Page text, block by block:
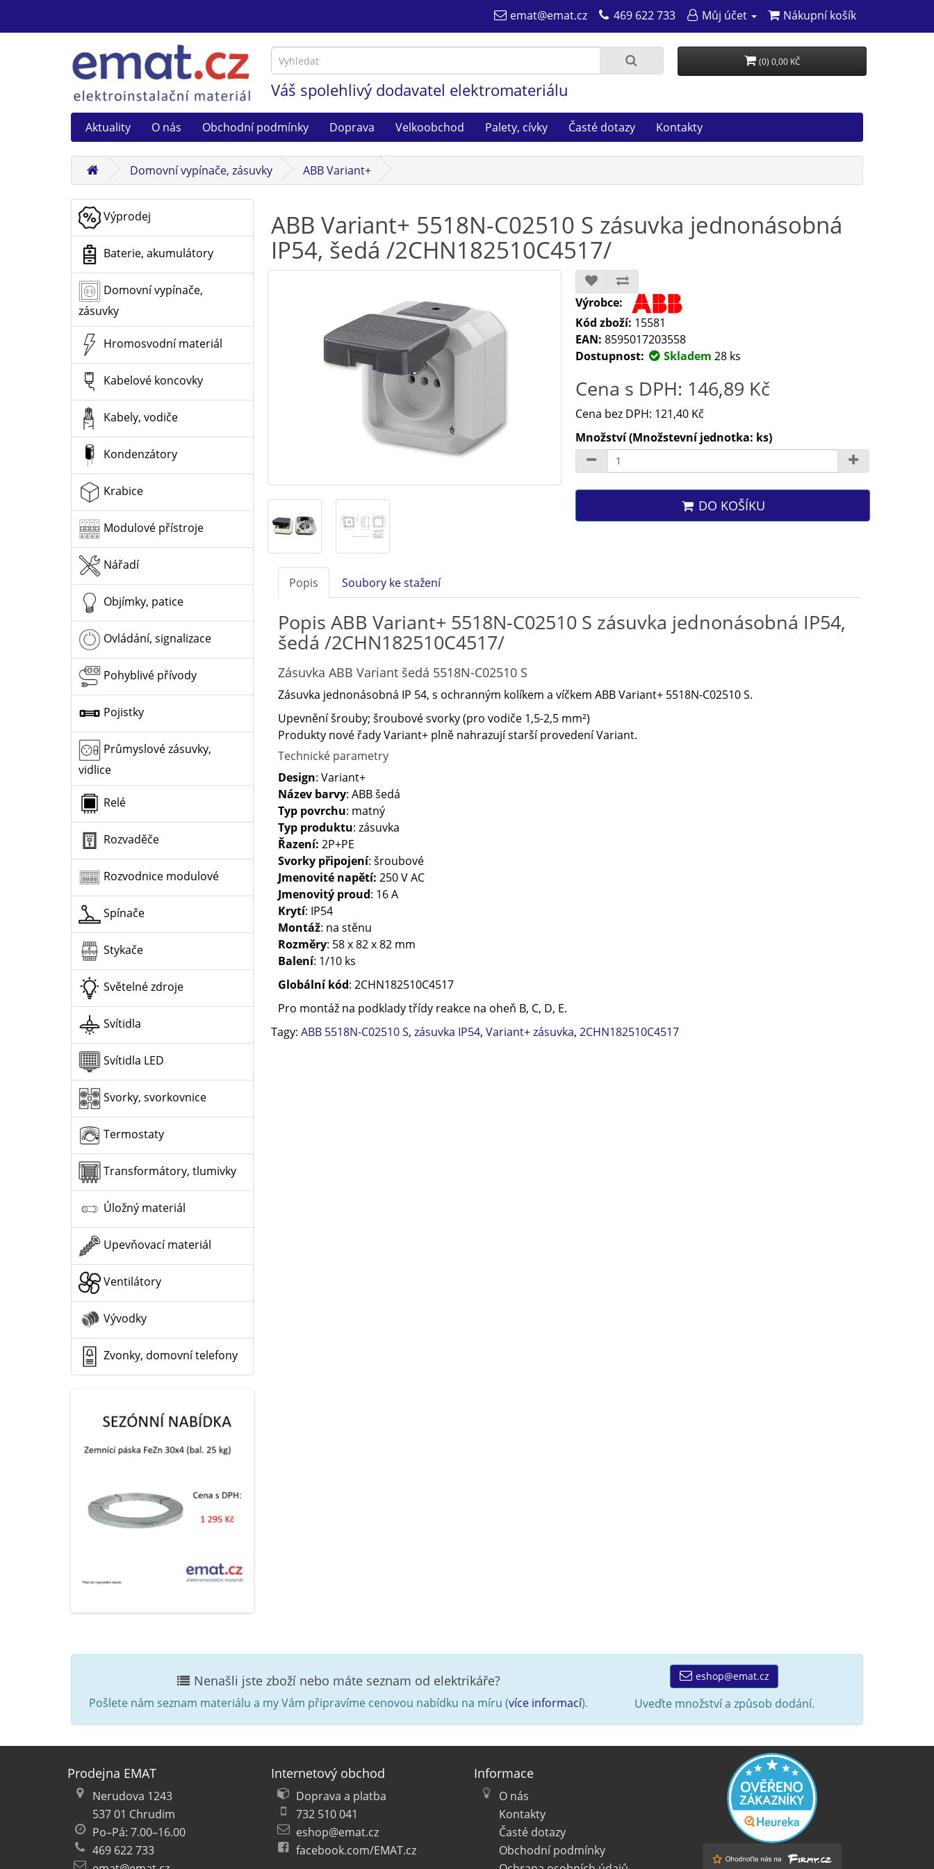
emat@emat.cz 469 622 733 Můj účet Nákupní košík
Váš spolehlivý dodavatel elektromateriálu
(0) 0,00 KČ
Aktuality O nás Obchodní podmínky Doprava Velkoobchod Palety, cívky Časté dotazy Kontakty
Domovní vypínače, zásuvky ABB Variant+
Výprodej
Baterie, akumulátory
Domovní vypínače,
zásuvky
Hromosvodní materiál
Kabelové koncovky
Kabely, vodiče
Kondenzátory
Krabice
Modulové přístroje
Nářadí
Objímky, patice
Ovládání, signalizace
Pohyblivé přívody
Pojistky
Průmyslové zásuvky,
vidlice
Relé
Rozvaděče
Rozvodnice modulové
Spínače
Stykače
Světelné zdroje
Svítidla
Svítidla LED
Svorky, svorkovnice
Termostaty
Transformátory, tlumivky
Úložný materiál
Upevňovací materiál
Ventilátory
Vývodky
Zvonky, domovní telefony
ABB Variant+ 5518N-C02510 S zásuvka jednonásobná
IP54, šedá /2CHN182510C4517/
Výrobce:
Kód zboží: 15581
EAN: 8595017203558
Dostupnost:
Skladem 28 ks
Cena s DPH: 146,89 Kč
Cena bez DPH: 121,40 Kč
Množství (Množstevní jednotka: ks)
DO KOŠÍKU
Popis Soubory ke stažení
Popis ABB Variant+ 5518N-C02510 S zásuvka jednonásobná IP54,
šedá /2CHN182510C4517/
Zásuvka ABB Variant šedá 5518N-C02510 S
Zásuvka jednonásobná IP 54, s ochranným kolíkem a víčkem ABB Variant+ 5518N-C02510 S.
Upevnění šrouby; šroubové svorky (pro vodiče 1,5-2,5 mm²)
Produkty nové řady Variant+ plně nahrazují starší provedení Variant.
Technické parametry
Design: Variant+
Název barvy: ABB šedá
Typ povrchu: matný
Typ produktu: zásuvka
Řazení: 2P+PE
Svorky připojení: šroubové
Jmenovité napětí: 250 V AC
Jmenovitý proud: 16 A
Krytí: IP54
Montáž: na stěnu
Rozměry: 58 x 82 x 82 mm
Balení: 1/10 ks
Globální kód: 2CHN182510C4517
Pro montáž na podklady třídy reakce na oheň B, C, D, E.
Tagy: ABB 5518N-C02510 S, zásuvka IP54, Variant+ zásuvka, 2CHN182510C4517
Nenašli jste zboží nebo máte seznam od elektrikáře?
Pošlete nám seznam materiálu a my Vám připravíme cenovou nabídku na míru (více informací).
eshop@emat.cz
Uveďte množství a způsob dodání.
Prodejna EMAT
Nerudova 1243
537 01 Chrudim
Po–Pá: 7.00–16.00
469 622 733
Internetový obchod
Doprava a platba
732 510 041
eshop@emat.cz
facebook.com/EMAT.cz
Informace
O nás
Kontakty
Časté dotazy
Obchodní podmínky